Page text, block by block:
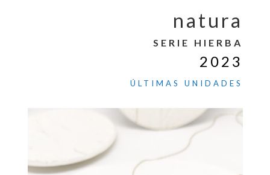
natura
SERIE HIERBA
2023
ÚLTIMAS UNIDADES